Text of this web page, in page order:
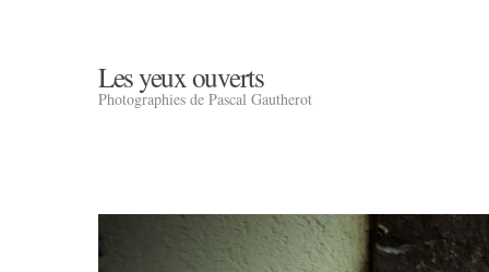
Les yeux ouverts
Photographies de Pascal Gautherot